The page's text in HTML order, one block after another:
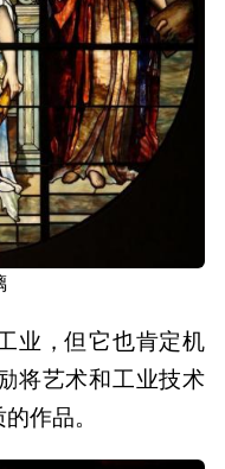
业，但它也肯定机
将艺术和工业技术
作品。